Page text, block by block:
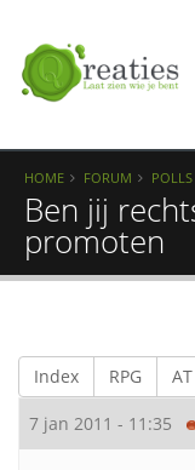
HOME FORUM
Ben jij
promoten
Index RPG AT
7 jan 2011 - 11:35